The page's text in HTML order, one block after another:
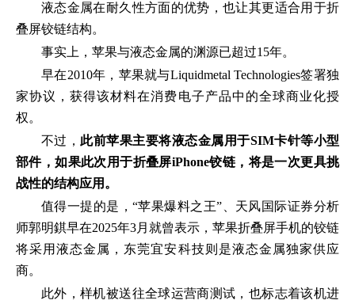
液态金属在耐久性方面的优势，也让其更适合用于折
叠屏铰链结构。
事实上，苹果与液态金属的渊源已超过15年。
早在2010年，苹果就与Liquidmetal Technologies签署独
家协议，获得该材料在消费电子产品中的全球商业化授
权。
不过， 此前苹果主要将液态金属用于SIM卡针等小型
部件，如果此次用于折叠屏iPhone铰链，将是一次更具挑
战性的结构应用。
值得一提的是，“苹果爆料之王”、天风国际证券分析
师郭明錤早在2025年3月就曾表示，苹果折叠屏手机的铰链
将采用液态金属，东莞宜安科技则是液态金属独家供应
商。
此外，样机被送往全球运营商测试，也标志着该机进